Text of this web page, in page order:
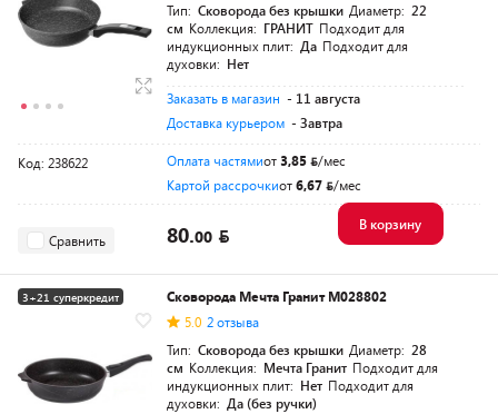
Тип: Сковорода без крышки Диаметр: 22
см Коллекция: ГРАНИТ Подходит для
индукционных плит: Да Подходит для
духовки: Нет
Заказать в магазин - 11 августа
Доставка курьером - Завтра
Код: 238622 Оплата частямиот3,85
/мес
Картой рассрочкиот6,67 /мес
Сравнить 80.00
В корзину
3+21 суперкредит
Сковорода Мечта Гранит M028802
5.0 2 отзыва
Тип: Сковорода без крышки Диаметр: 28
см Коллекция: Мечта Гранит Подходит для
индукционных плит: Нет Подходит для
духовки: Да (без ручки)